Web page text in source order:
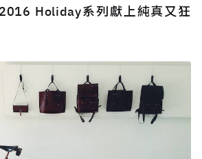
Holiday系列獻上純真又狂